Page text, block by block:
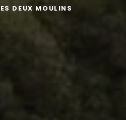
DEUX MOULINS